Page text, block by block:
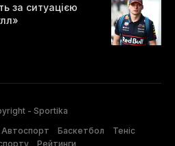
за ситуацією
- Sportika
Автоспорт Баскетбол
Теніс
Рейтинги